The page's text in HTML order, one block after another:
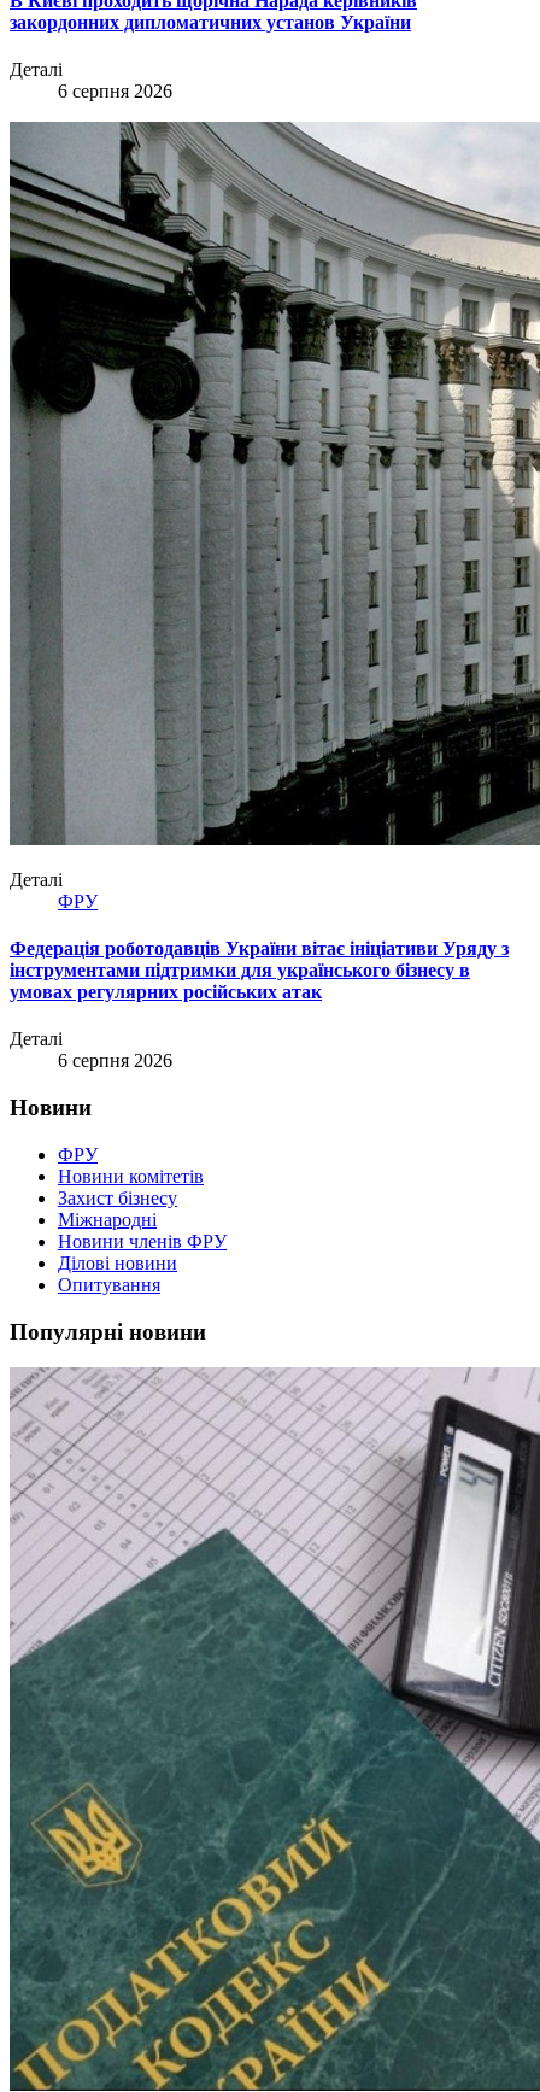
закордонних дипломатичних установ України
Деталі
6 серпня 2026
Деталі
ФРУ
Федерація роботодавців України вітає ініціативи Уряду з
інструментами підтримки для українського бізнесу в
умовах регулярних російських атак
Деталі
6 серпня 2026
Новини
ФРУ
Новини комітетів
Захист бізнесу
Міжнародні
Новини членів ФРУ
Ділові новини
Опитування
Популярні новини